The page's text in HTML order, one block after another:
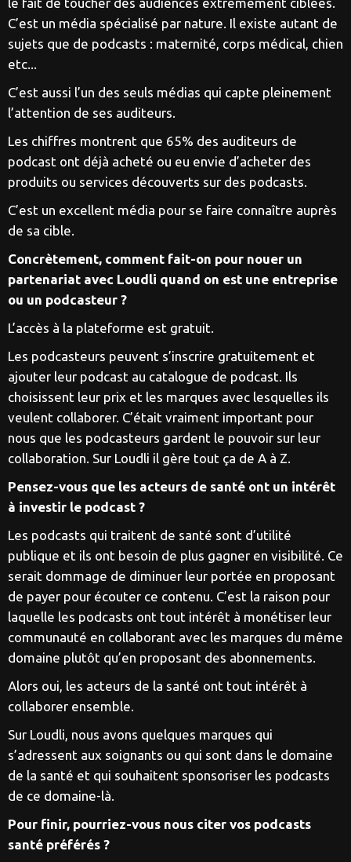
C’est un média spécialisé par nature. Il existe autant de
sujets que de podcasts : maternité, corps médical, chien
etc...
C’est aussi l’un des seuls médias qui capte pleinement
l’attention de ses auditeurs.
Les chiffres montrent que 65% des auditeurs de
podcast ont déjà acheté ou eu envie d’acheter des
produits ou services découverts sur des podcasts.
C’est un excellent média pour se faire connaître auprès
de sa cible.
Concrètement, comment fait-on pour nouer un
partenariat avec Loudli quand on est une entreprise
ou un podcasteur ?
L’accès à la plateforme est gratuit.
Les podcasteurs peuvent s’inscrire gratuitement et
ajouter leur podcast au catalogue de podcast. Ils
choisissent leur prix et les marques avec lesquelles ils
veulent collaborer. C’était vraiment important pour
nous que les podcasteurs gardent le pouvoir sur leur
collaboration. Sur Loudli il gère tout ça de A à Z.
Pensez-vous que les acteurs de santé ont un intérêt
à investir le podcast ?
Les podcasts qui traitent de santé sont d’utilité
publique et ils ont besoin de plus gagner en visibilité. Ce
serait dommage de diminuer leur portée en proposant
de payer pour écouter ce contenu. C’est la raison pour
laquelle les podcasts ont tout intérêt à monétiser leur
communauté en collaborant avec les marques du même
domaine plutôt qu’en proposant des abonnements.
Alors oui, les acteurs de la santé ont tout intérêt à
collaborer ensemble.
Sur Loudli, nous avons quelques marques qui
s’adressent aux soignants ou qui sont dans le domaine
de la santé et qui souhaitent sponsoriser les podcasts
de ce domaine-là.
Pour finir, pourriez-vous nous citer vos podcasts
santé préférés ?